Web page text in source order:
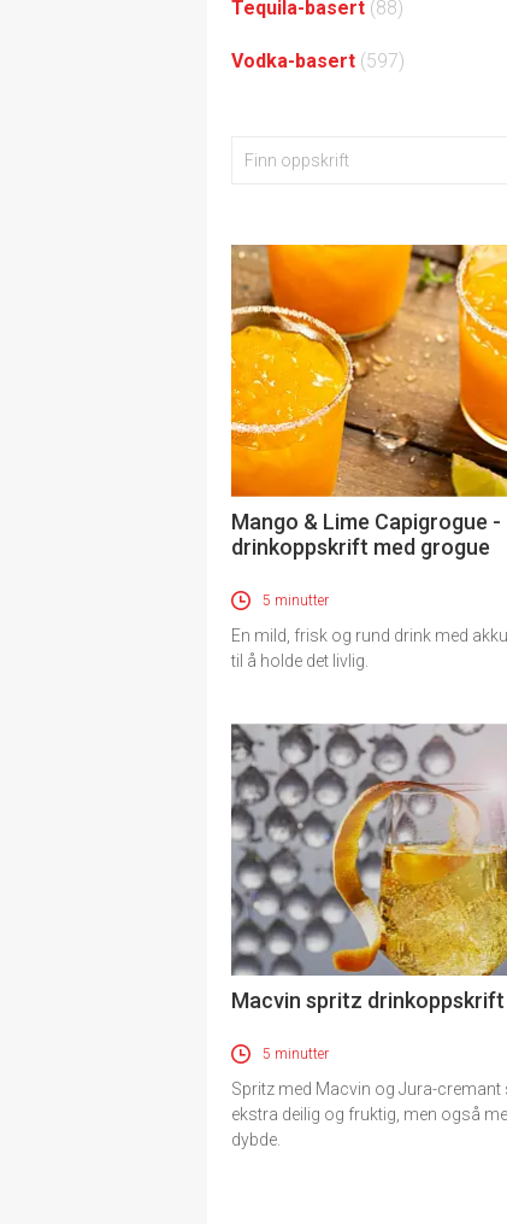
Tequila-basert (88)
Vodka-basert (597)
Mango & Lime Capigrogue -
drinkoppskrift med grogue
5 minutter
En mild, frisk og rund drink med
til å holde det livlig.
Macvin spritz drinkoppskrift
5 minutter
Spritz med Macvin og Jura-cremant
ekstra deilig og fruktig, men også
dybde.